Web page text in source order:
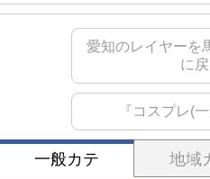
愛知のレイヤーを
に
『コスプレ(
一般カテ 地域